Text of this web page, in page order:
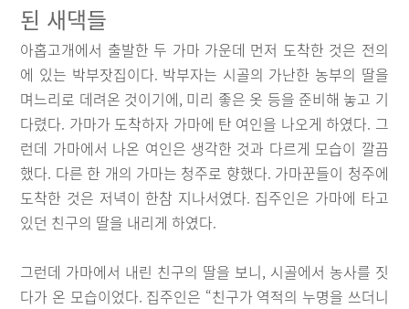
된 새댁들
아홉고개에서 출발한 두 가마 가운데 먼저 도착한 것은 전의
에 있는 박부잣집이다. 박부자는 시골의 가난한 농부의 딸을
며느리로 데려온 것이기에, 미리 좋은 옷 등을 준비해 놓고 기
다렸다. 가마가 도착하자 가마에 탄 여인을 나오게 하였다. 그
런데 가마에서 나온 여인은 생각한 것과 다르게 모습이 깔끔
했다. 다른 한 개의 가마는 청주로 향했다. 가마꾼들이 청주에
도착한 것은 저녁이 한참 지나서였다. 집주인은 가마에 타고
있던 친구의 딸을 내리게 하였다.
그런데 가마에서 내린 친구의 딸을 보니, 시골에서 농사를 짓
다가 온 모습이었다. 집주인은 “친구가 역적의 누명을 쓰더니